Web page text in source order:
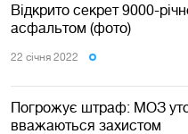
Відкрито секрет 9000-
асфальтом (фото)
22 сiчня 2022
Погрожує штраф: МОЗ
вважаються захистом